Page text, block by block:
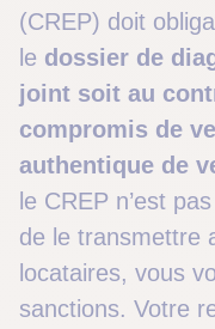
(CREP) doit
le dossier de
joint soit au
compromis de
authentique de
le CREP n’est
de le transmettre
locataires, vous
sanctions. Votre